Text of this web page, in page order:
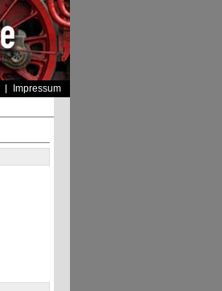
Impressum